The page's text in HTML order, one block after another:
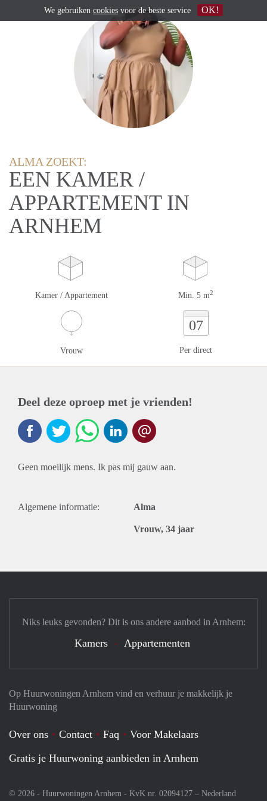
ALMA ZOEKT:
EEN KAMER /
APPARTEMENT IN
ARNHEM
Kamer / Appartement Min. 5 m2
Vrouw
07
Per direct
Deel deze oproep met je vrienden!
Geen moeilijk mens. Ik pas mij gauw aan.
Algemene informatie: Alma
Vrouw, 34 jaar
Op Huurwoningen Arnhem vind en verhuur je makkelijk je
Huurwoning
Over ons Contact Faq
Voor Makelaars
Gratis je Huurwoning aanbieden in Arnhem
© 2026 - Huurwoningen Arnhem - KvK nr. 02094127 – Nederland
Niks leuks gevonden? Dit is ons andere aanbod in Arnhem:
Kamers Appartementen
We gebruiken cookies voor de beste service OK!